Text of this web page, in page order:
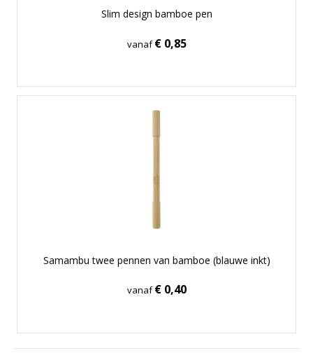
Slim design bamboe pen
vanaf€ 0,85
Samambu twee pennen van bamboe (blauwe inkt)
vanaf€ 0,40